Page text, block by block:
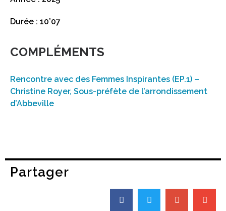
Durée : 10’07
COMPLÉMENTS
Rencontre avec des Femmes Inspirantes (EP.1) –
Christine Royer, Sous-préfète de l’arrondissement
d’Abbeville
Partager